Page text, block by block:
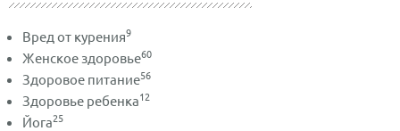
Вред от курения9
Женское здоровье60
Здоровое питание56
Здоровье ребенка12
Йога25